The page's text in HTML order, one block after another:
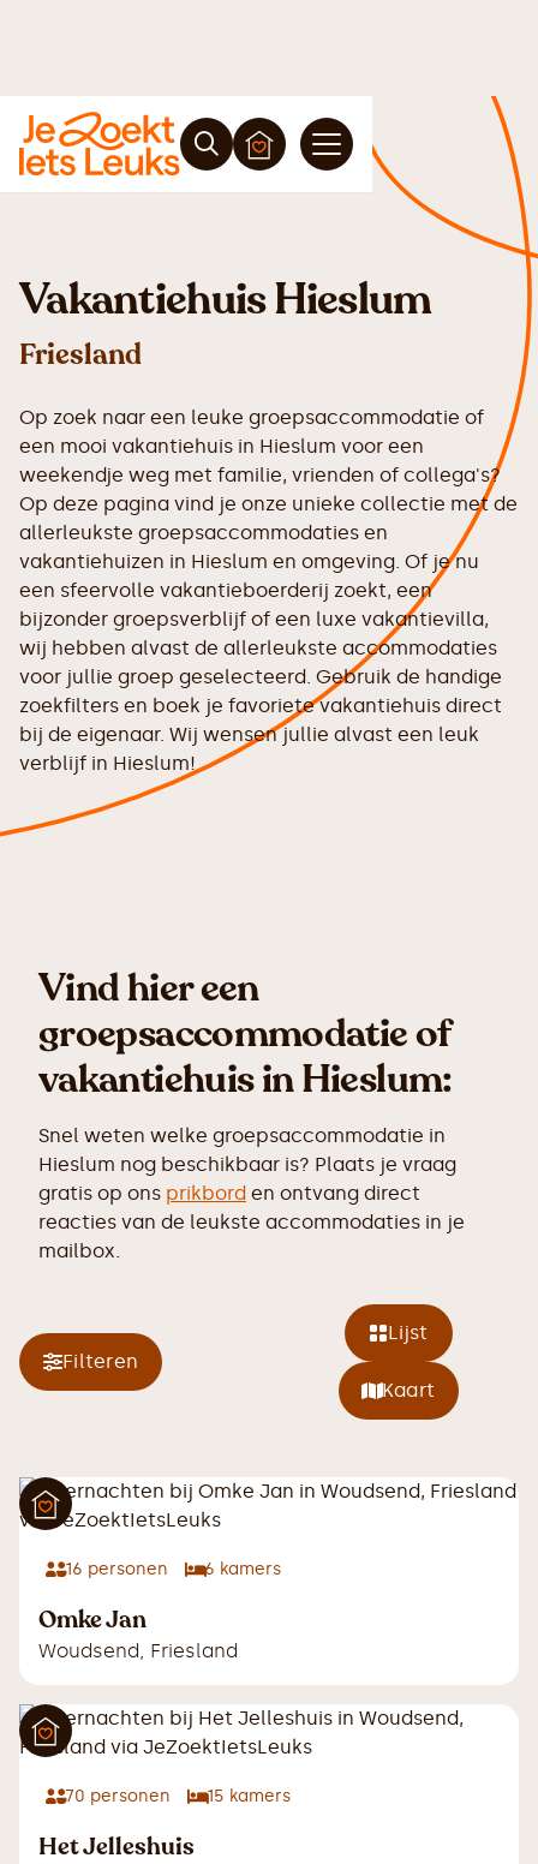
Vakantiehuis Hieslum
Friesland
Op zoek naar een leuke groepsaccommodatie of
een mooi vakantiehuis in Hieslum voor een
weekendje weg met familie, vrienden of collega's?
Op deze pagina vind je onze unieke collectie met de
allerleukste groepsaccommodaties en
vakantiehuizen in Hieslum en omgeving. Of je nu
een sfeervolle vakantieboerderij zoekt, een
bijzonder groepsverblijf of een luxe vakantievilla,
wij hebben alvast de allerleukste accommodaties
voor jullie groep geselecteerd. Gebruik de handige
zoekfilters en boek je favoriete vakantiehuis direct
bij de eigenaar. Wij wensen jullie alvast een leuk
verblijf in Hieslum!
Vind hier een
groepsaccommodatie of
vakantiehuis in Hieslum:
Snel weten welke groepsaccommodatie in
Hieslum nog beschikbaar is? Plaats je vraag
gratis op ons prikbord en ontvang direct
reacties van de leukste accommodaties in je
mailbox.
Filteren
Lijst
Kaart
16 personen 6 kamers
Omke Jan
Woudsend, Friesland
70 personen 15 kamers
Het Jelleshuis